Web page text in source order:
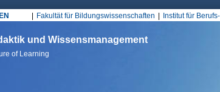
Fakultät für Bildungswissenschaften Institut für
und Wissensmanagement
of Learning